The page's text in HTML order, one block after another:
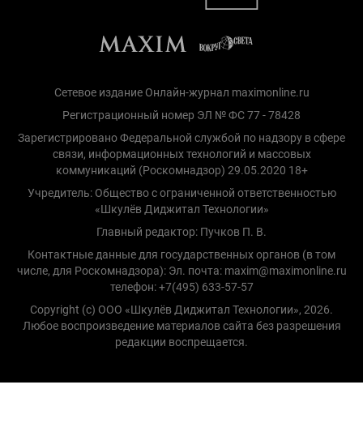
Сетевое издание Онлайн-журнал maximonline.ru
Регистрационный номер ЭЛ № ФС 77 - 78428
Зарегистрировано Федеральной службой по надзору в сфере
связи, информационных технологий и массовых
коммуникаций (Роскомнадзор) 29.05.2020 18+
Учредитель: Общество с ограниченной ответственностью
«Шкулёв Диджитал Технологии»
Главный редактор: Пучков П. В.
Контактные данные для государственных органов (в том
числе, для Роскомнадзора): Эл. почта: maxim@maximonline.ru
телефон: +7(495) 633-57-57
Copyright (с) ООО «Шкулёв Диджитал Технологии», 2026.
Любое воспроизведение материалов сайта без разрешения
редакции воспрещается.